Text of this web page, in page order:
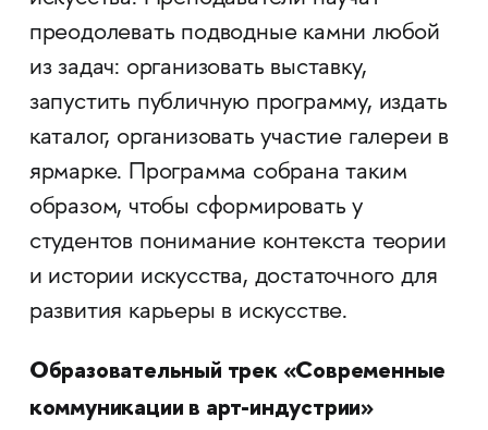
преодолевать подводные камни любой
из задач: организовать выставку,
запустить публичную программу, издать
каталог, организовать участие галереи в
ярмарке. Программа собрана таким
образом, чтобы сформировать у
студентов понимание контекста теории
и истории искусства, достаточного для
развития карьеры в искусстве.
Образовательный трек «Современные
коммуникации в арт-индустрии»